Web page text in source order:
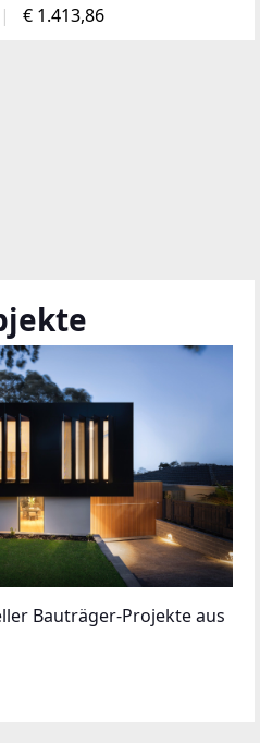
€ 1.413,86
Bauträger-Projekte aus